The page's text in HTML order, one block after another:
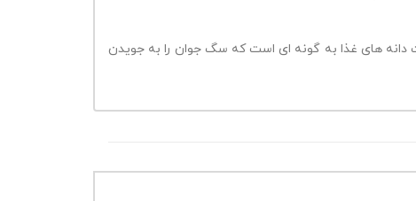
دانه های غذا به گونه ای است که سگ جوان را به جویدن